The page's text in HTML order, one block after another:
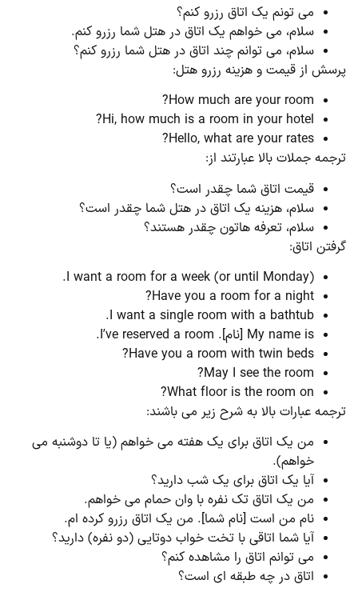
می تونم یک اتاق رزرو کنم؟
سلام، می خواهم یک اتاق در هتل شما رزرو کنم.
سلام، می توانم چند اتاق در هتل شما رزرو کنم؟
از قیمت و هزینه رزرو هتل:
How much are your room?
Hi, how much is a room in your hotel?
Hello, what are your rates?
جملات بالا عبارتند از:
قیمت اتاق شما چقدر است؟
سلام، هزینه یک اتاق در هتل شما چقدر است؟
سلام، تعرفه هاتون چقدر هستند؟
اتاق:
I want a room for a week (or until Monday).
Have you a room for a night?
I want a single room with a bathtub.
My name is [نام]. I’ve reserved a room.
Have you a room with twin beds?
May I see the room?
What floor is the room on?
عبارات بالا به شرح زیر می باشند:
من یک اتاق برای یک هفته می خواهم (یا تا دوشنبه می
خواهم).
آیا یک اتاق برای یک شب دارید؟
من یک اتاق تک نفره با وان حمام می خواهم.
نام من است [نام شما]. من یک اتاق رزرو کرده ام.
آیا شما اتاقی با تخت خواب دوتایی (دو نفره) دارید؟
می توانم اتاق را مشاهده کنم؟
اتاق در چه طبقه ای است؟